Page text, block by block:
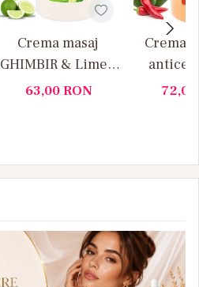
Crema masaj
GHIMBIR & Lime –
Yamuna 1000ML
63,00RON
Crema
extract
72,00